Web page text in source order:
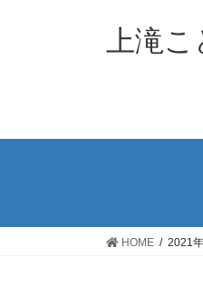
ス
ン
上滝
HOME 2021